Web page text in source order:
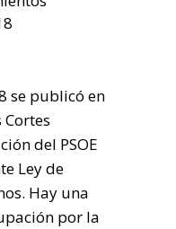
se publicó en
del PSOE
Ley de
Hay una
por la